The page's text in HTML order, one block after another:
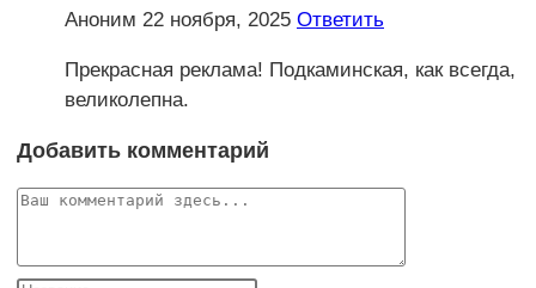
Аноним 22 ноября, 2025 Ответить
Прекрасная реклама! Подкаминская, как всегда,
великолепна.
Добавить комментарий
Комментарий